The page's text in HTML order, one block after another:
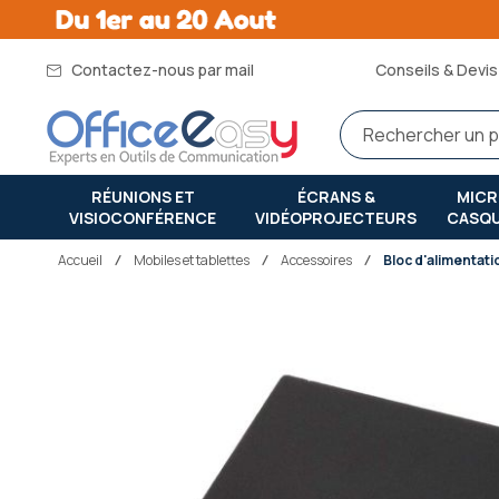
Contactez-nous par mail Conseils &
RÉUNIONS ET
VISIOCONFÉRENCE
ÉCRANS &
VIDÉOPROJECTEURS
Accueil mobiles et tablettes Accessoires Bloc